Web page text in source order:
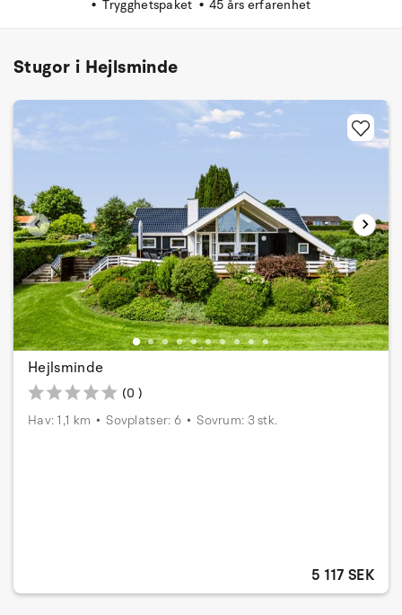
Trygghetspaket
45 års erfarenhet
Stugor i Hejlsminde
Hejlsminde
(0 )
Hav: 1,1 km
Sovplatser: 6 Sovrum: 3 stk.
5 117 SEK